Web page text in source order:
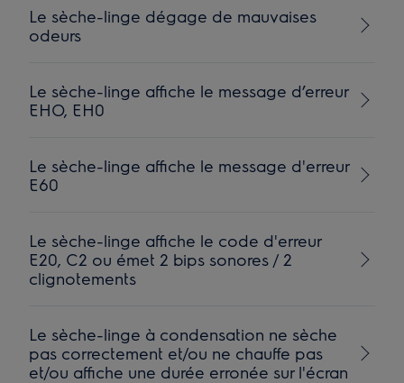
Le sèche-linge dégage de mauvaises
odeurs
Le sèche-linge affiche le message d’erreur
EHO, EH0
Le sèche-linge affiche le message d'erreur
E60
Le sèche-linge affiche le code d'erreur
E20, C2 ou émet 2 bips sonores / 2
clignotements
Le sèche-linge à condensation ne sèche
pas correctement et/ou ne chauffe pas
et/ou affiche une durée erronée sur l'écran